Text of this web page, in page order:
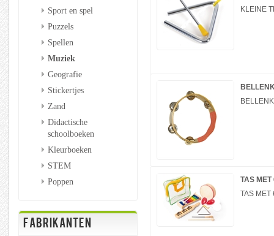
Sport en spel
Puzzels
Spellen
Muziek
Geografie
Stickertjes
Zand
Didactische
schoolboeken
Kleurboeken
STEM
Poppen
FABRIKANTEN
KLEINE
TAS
TAS MET